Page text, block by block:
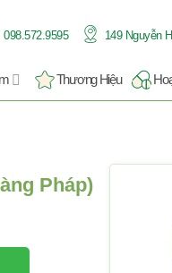
098.572.9595 149 Nguyễn
Thương Hiệu
Pháp)